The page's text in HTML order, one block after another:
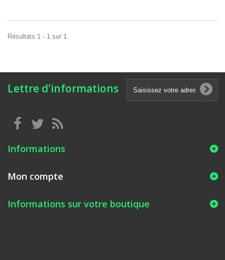
Résultats 1 - 1 sur 1.
Lettre d'informations
Informations
Mon compte
Informations sur votre boutique